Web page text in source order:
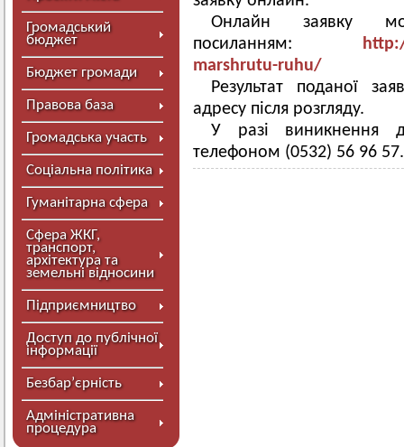
Громадський
бюджет
Бюджет громади
Правова база
Громадська участь
Соціальна політика
Гуманітарна сфера
Сфера ЖКГ,
транспорт,
архітектура та
земельні відносини
Підприємництво
Доступ до публічної
інформації
Безбар’єрність
Адміністративна
процедура
Онлайн заявку
посиланням:
marshrutu-ruhu/
Результат поданої
адресу після розгляду.
У разі виникнення
телефоном (0532) 56 96 57.